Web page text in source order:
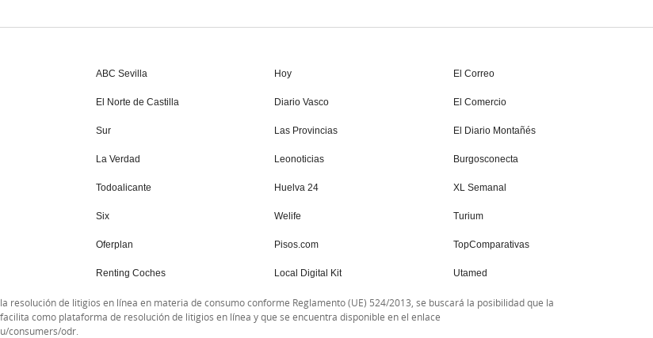
ABC Sevilla Hoy El Correo
El Norte de Castilla Diario Vasco El Comercio
Sur Las Provincias El Diario Montañés
La Verdad Leonoticias Burgosconecta
Todoalicante Huelva 24 XL Semanal
Six Welife Turium
Oferplan Pisos.com TopComparativas
Renting Coches Local Digital Kit Utamed
resolución de litigios en línea en materia de consumo conforme Reglamento (UE) 524/2013, se buscará la posibilidad que la
como plataforma de resolución de litigios en línea y que se encuentra disponible en el enlace
consumers/odr